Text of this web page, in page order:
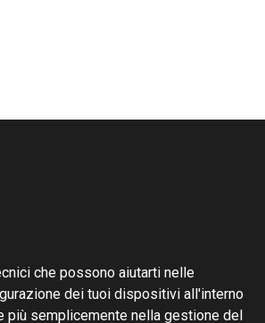
che possono aiutarti nelle
dei tuoi dispositivi all'interno
più semplicemente nella gestione del